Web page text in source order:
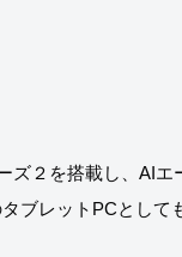
２を搭載し、AI
ブレットPCとし